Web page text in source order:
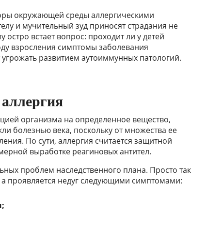
окружающей среды аллергическими
и мучительный зуд приносят страдания не
встает вопрос: проходит ли у детей
взросления симптомы заболевания
развитием аутоиммунных патологий.
организма на определенное вещество,
болезнью века, поскольку от множества ее
По сути, аллергия считается защитной
выработке реагиновых антител.
проблем наследственного плана. Просто так
проявляется недуг следующими симптомами: